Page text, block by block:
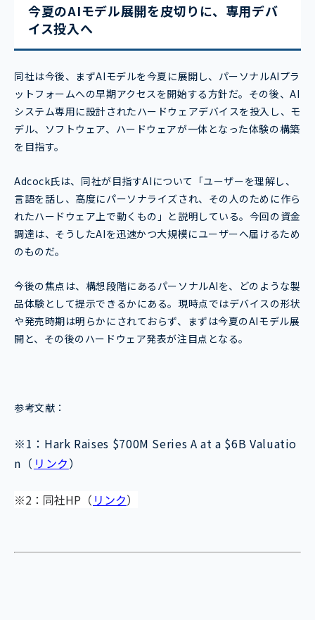
今夏のAIモデル展開を皮切りに、専用デバ
イス投入へ
同社は今後、まずAIモデルを今夏に展開し、パーソナルAIプラ
ットフォームへの早期アクセスを開始する方針だ。その後、AI
システム専用に設計されたハードウェアデバイスを投入し、モ
デル、ソフトウェア、ハードウェアが一体となった体験の構築
を目指す。
Adcock氏は、同社が目指すAIについて「ユーザーを理解し、
言語を話し、高度にパーソナライズされ、その人のために作ら
れたハードウェア上で動くもの」と説明している。今回の資金
調達は、そうしたAIを迅速かつ大規模にユーザーへ届けるため
のものだ。
今後の焦点は、構想段階にあるパーソナルAIを、どのような製
品体験として提示できるかにある。現時点ではデバイスの形状
や発売時期は明らかにされておらず、まずは今夏のAIモデル展
開と、その後のハードウェア発表が注目点となる。
参考文献：
※1：Hark Raises $700M Series A at a $6B Valuatio
n（ リンク）
※2：同社HP（ リンク）